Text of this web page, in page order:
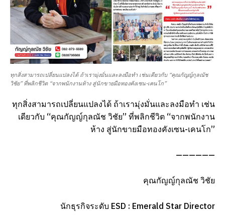
ทุกสิ่งสามารถเปลี่ยนแปลงได้ ถ้าเรามุ่งมั่นและลงมือทำ เช่นเดียวกับ “คุณกัญญ์กุลณัช
วิชัย” ที่พลิกชีวิต “จากพนักงานห้าง สู่นักขายมือทองคังเซน-เคนโก”
ทุกสิ่งสามารถเปลี่ยนแปลงได้ ถ้าเรามุ่งมั่นและลงมือทำ เช่น
เดียวกับ “คุณกัญญ์กุลณัช วิชัย” ที่พลิกชีวิต “จากพนักงาน
ห้าง สู่นักขายมือทองคังเซน-เคนโก”
——————
คุณกัญญ์กุลณัช วิชัย
นักธุรกิจระดับ ESD : Emerald Star Director